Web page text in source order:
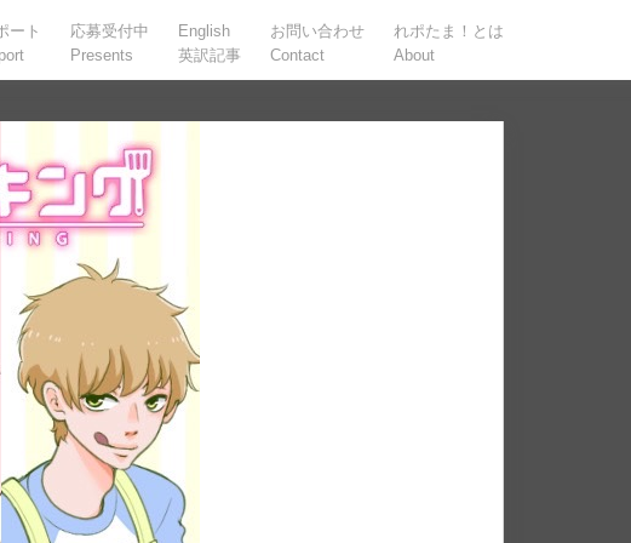
ート
応募受付中
Presents
English
英訳記事
お問い合わせ
Contact
れポたま！とは
About